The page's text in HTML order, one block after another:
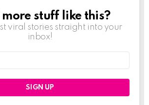
stuff like this?
viral stories straight into your
inbox!